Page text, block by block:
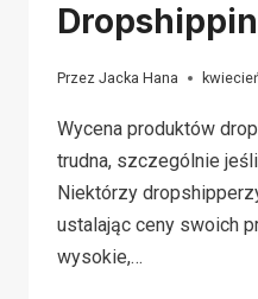
Przez Jacka Hana
Wycena produktów
trudna, szczególnie
Niektórzy
ustalając ceny swoich
wysokie,…